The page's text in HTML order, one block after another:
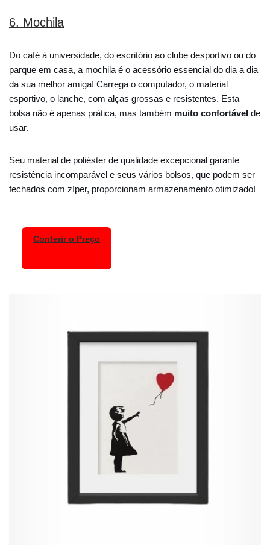
6. Mochila
Do café à universidade, do escritório ao clube desportivo ou do
parque em casa, a mochila é o acessório essencial do dia a dia
da sua melhor amiga! Carrega o computador, o material
esportivo, o lanche, com alças grossas e resistentes. Esta
bolsa não é apenas prática, mas também muito confortável de
usar.
Seu material de poliéster de qualidade excepcional garante
resistência incomparável e seus vários bolsos, que podem ser
fechados com zíper, proporcionam armazenamento otimizado!
Conferir o Preço